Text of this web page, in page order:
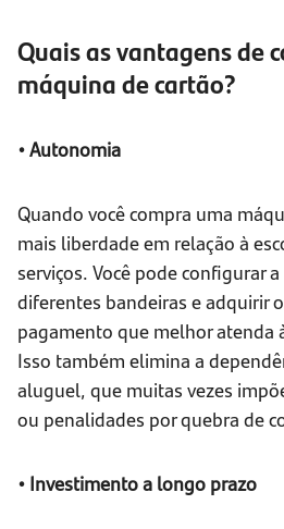
Quais as vantagens de
máquina de cartão?
• Autonomia
Quando você compra uma
mais liberdade em relação à
serviços. Você pode configurar
diferentes bandeiras e adquirir
pagamento que melhor atenda
Isso também elimina a
aluguel, que muitas vezes
ou penalidades por quebra de
• Investimento a longo prazo